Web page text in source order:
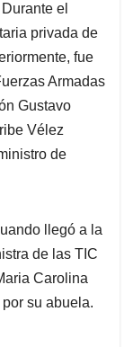
el
privada de
fue
Armadas
Gustavo
Vélez
de
llegó a la
de las TIC
Carolina
su abuela.